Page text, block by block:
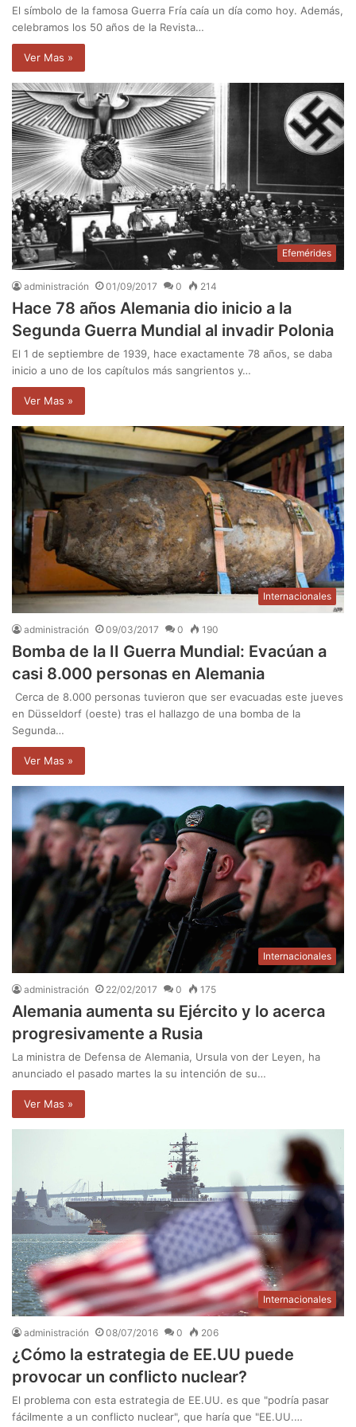
El símbolo de la famosa Guerra Fría caía un día como hoy. Además,
celebramos los 50 años de la Revista…
Ver Mas »
Efemérides
administración 01/09/2017 0 214
Hace 78 años Alemania dio inicio a la
Segunda Guerra Mundial al invadir Polonia
El 1 de septiembre de 1939, hace exactamente 78 años, se daba
inicio a uno de los capítulos más sangrientos y…
Ver Mas »
Internacionales
administración 09/03/2017 0 190
Bomba de la II Guerra Mundial: Evacúan a
casi 8.000 personas en Alemania
Cerca de 8.000 personas tuvieron que ser evacuadas este jueves
en Düsseldorf (oeste) tras el hallazgo de una bomba de la
Segunda…
Ver Mas »
Internacionales
administración 22/02/2017 0 175
Alemania aumenta su Ejército y lo acerca
progresivamente a Rusia
La ministra de Defensa de Alemania, Ursula von der Leyen, ha
anunciado el pasado martes la su intención de su…
Ver Mas »
Internacionales
administración 08/07/2016 0 206
¿Cómo la estrategia de EE.UU puede
provocar un conflicto nuclear?
El problema con esta estrategia de EE.UU. es que "podría pasar
fácilmente a un conflicto nuclear", que haría que "EE.UU.…